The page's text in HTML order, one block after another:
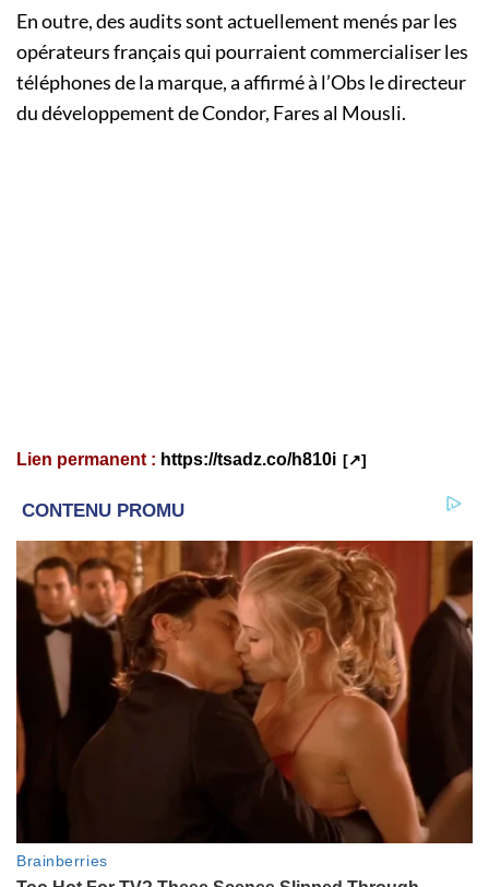
En outre, des audits sont actuellement menés par les
opérateurs français qui pourraient commercialiser les
téléphones de la marque, a affirmé à l’Obs le directeur
du développement de Condor, Fares al Mousli.
Lien permanent : https://tsadz.co/h810i